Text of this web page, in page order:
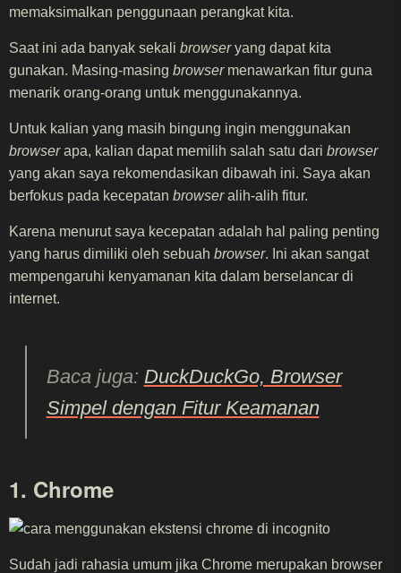
memaksimalkan penggunaan perangkat kita.
Saat ini ada banyak sekali browseryang dapat kita
gunakan. Masing-masing browsermenawarkan fitur guna
menarik orang-orang untuk menggunakannya.
Untuk kalian yang masih bingung ingin menggunakan
browserapa, kalian dapat memilih salah satu dari browser
yang akan saya rekomendasikan dibawah ini. Saya akan
berfokus pada kecepatan browseralih-alih fitur.
Karena menurut saya kecepatan adalah hal paling penting
yang harus dimiliki oleh sebuah browser. Ini akan sangat
mempengaruhi kenyamanan kita dalam berselancar di
internet.
Baca juga: DuckDuckGo, Browser
Simpel dengan Fitur Keamanan
1. Chrome
Sudah jadi rahasia umum jika Chrome merupakan browser